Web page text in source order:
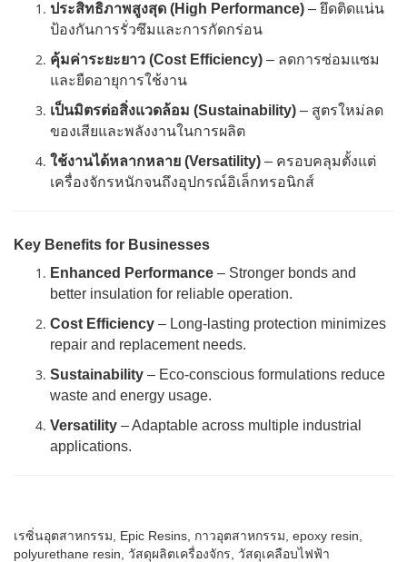
ประสิทธิภาพสูงสุด (High Performance) – ยึดติดแน่น
ป้องกันการรั่วซึมและการกัดกร่อน
คุ้มค่าระยะยาว (Cost Efficiency) – ลดการซ่อมแซม
และยืดอายุการใช้งาน
เป็นมิตรต่อสิ่งแวดล้อม (Sustainability) – สูตรใหม่ลด
ของเสียและพลังงานในการผลิต
ใช้งานได้หลากหลาย (Versatility) – ครอบคลุมตั้งแต่
เครื่องจักรหนักจนถึงอุปกรณ์อิเล็กทรอนิกส์
Key Benefits for Businesses
Enhanced Performance – Stronger bonds and
better insulation for reliable operation.
Cost Efficiency – Long-lasting protection minimizes
repair and replacement needs.
Sustainability – Eco-conscious formulations reduce
waste and energy usage.
Versatility – Adaptable across multiple industrial
applications.
เรซิ่นอุตสาหกรรม, Epic Resins, กาวอุตสาหกรรม, epoxy resin,
polyurethane resin, วัสดุผลิตเครื่องจักร, วัสดุเคลือบไฟฟ้า